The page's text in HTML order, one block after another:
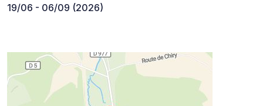
19/06 - 06/09 (2026)